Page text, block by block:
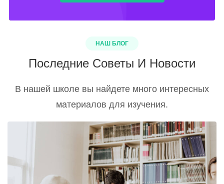
НАШ БЛОГ
Последние Советы И Новости
В нашей школе вы найдете много интересных
материалов для изучения.